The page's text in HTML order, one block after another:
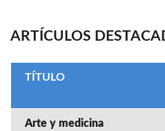
ARTÍCULOS
TÍTULO
Arte y medicina